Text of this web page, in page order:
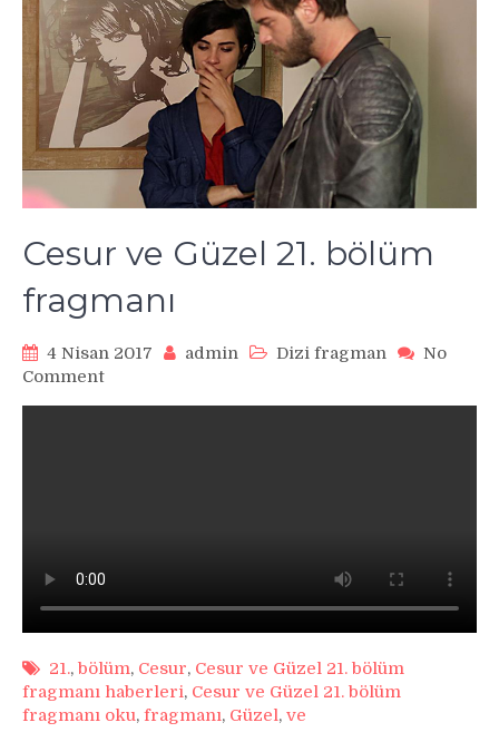
Cesur ve Güzel 21. bölüm
fragmanı
4 Nisan 2017 admin Dizi fragman
No
Commenton
21., bölüm, Cesur, Cesur ve Güzel 21. bölüm
fragmanı haberleri, Cesur ve Güzel 21. bölüm
fragmanı oku, fragmanı, Güzel, ve